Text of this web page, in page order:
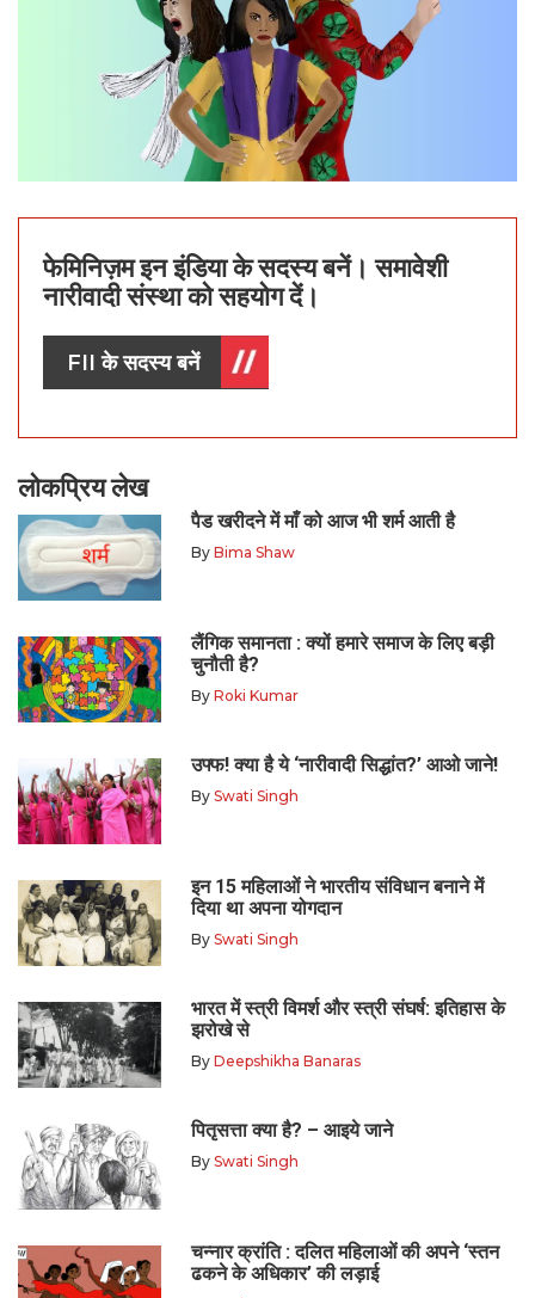
फेमिनिज़म इन इंडिया के सदस्य बनें। समावेशी
नारीवादी संस्था को सहयोग दें।
FII के सदस्य बनें
लोकप्रिय लेख
पैड खरीदने में माँ को आज भी शर्म आती है
By Bima Shaw
लैंगिक समानता : क्यों हमारे समाज के लिए बड़ी
चुनौती है?
By Roki Kumar
उफ्फ! क्या है ये ‘नारीवादी सिद्धांत?’ आओ जाने!
By Swati Singh
इन 15 महिलाओं ने भारतीय संविधान बनाने में
दिया था अपना योगदान
By Swati Singh
भारत में स्त्री विमर्श और स्त्री संघर्ष: इतिहास के
झरोखे से
By Deepshikha Banaras
पितृसत्ता क्या है? – आइये जाने
By Swati Singh
चन्नार क्रांति : दलित महिलाओं की अपने ‘स्तन
ढकने के अधिकार’ की लड़ाई